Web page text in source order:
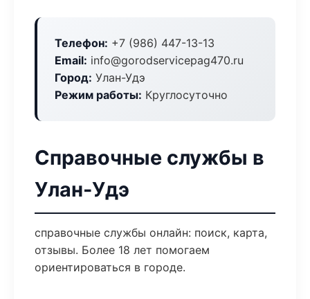
Телефон: +7 (986) 447-13-13
Email: info@gorodservicepag470.ru
Город: Улан-Удэ
Режим работы: Круглосуточно
Справочные службы в
Улан-Удэ
справочные службы онлайн: поиск, карта,
отзывы. Более 18 лет помогаем
ориентироваться в городе.